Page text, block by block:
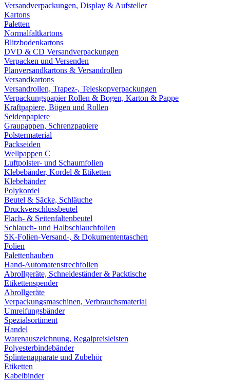
Versandverpackungen, Display & Aufsteller
Kartons
Paletten
Normalfaltkartons
Blitzbodenkartons
DVD & CD Versandverpackungen
Verpacken und Versenden
Planversandkartons & Versandrollen
Versandkartons
Versandrollen, Trapez-, Teleskopverpackungen
Verpackungspapier Rollen & Bogen, Karton & Pappe
Kraftpapiere, Bögen und Rollen
Seidenpapiere
Graupappen, Schrenzpapiere
Polstermaterial
Packseiden
Wellpappen C
Luftpolster- und Schaumfolien
Klebebänder, Kordel & Etiketten
Klebebänder
Polykordel
Beutel & Säcke, Schläuche
Druckverschlussbeutel
Flach- & Seitenfaltenbeutel
Schlauch- und Halbschlauchfolien
SK-Folien-Versand-, & Dokumententaschen
Folien
Palettenhauben
Hand-Automatenstrechfolien
Abrollgeräte, Schneideständer & Packtische
Etikettenspender
Abrollgeräte
Verpackungsmaschinen, Verbrauchsmaterial
Umreifungsbänder
Spezialsortiment
Handel
Warenauszeichnung, Regalpreisleisten
Polyesterbindebänder
Splintenapparate und Zubehör
Etiketten
Kabelbinder